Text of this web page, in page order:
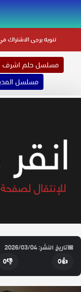
تنويهيرجى الاشتراك
مسلسل حلم اشرف
مسلسل
📅تاريخ النشر: 2026/03/04
👍
0
👎
0